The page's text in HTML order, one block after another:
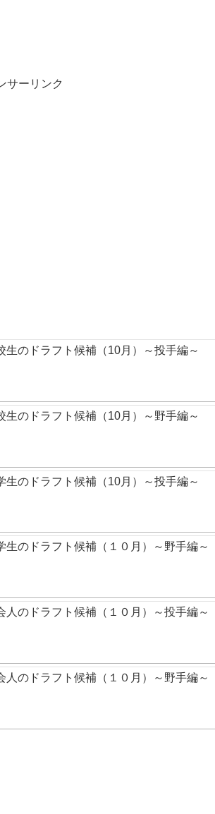
サーリンク
生のドラフト候補（10月）～投手編～
生のドラフト候補（10月）～野手編～
生のドラフト候補（10月）～投手編～
生のドラフト候補（１０月）～野手編～
人のドラフト候補（１０月）～投手編～
人のドラフト候補（１０月）～野手編～